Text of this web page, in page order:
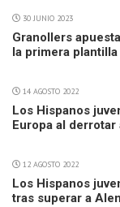
30 JUNIO 2023
Granollers
la primera
14 AGOSTO 2022
Los Hispanos
Europa al derrotar
12 AGOSTO 2022
Los Hispanos
tras superar a